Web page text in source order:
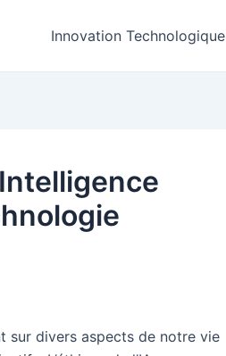
Innovation Technologique
sur divers aspects de notre vie